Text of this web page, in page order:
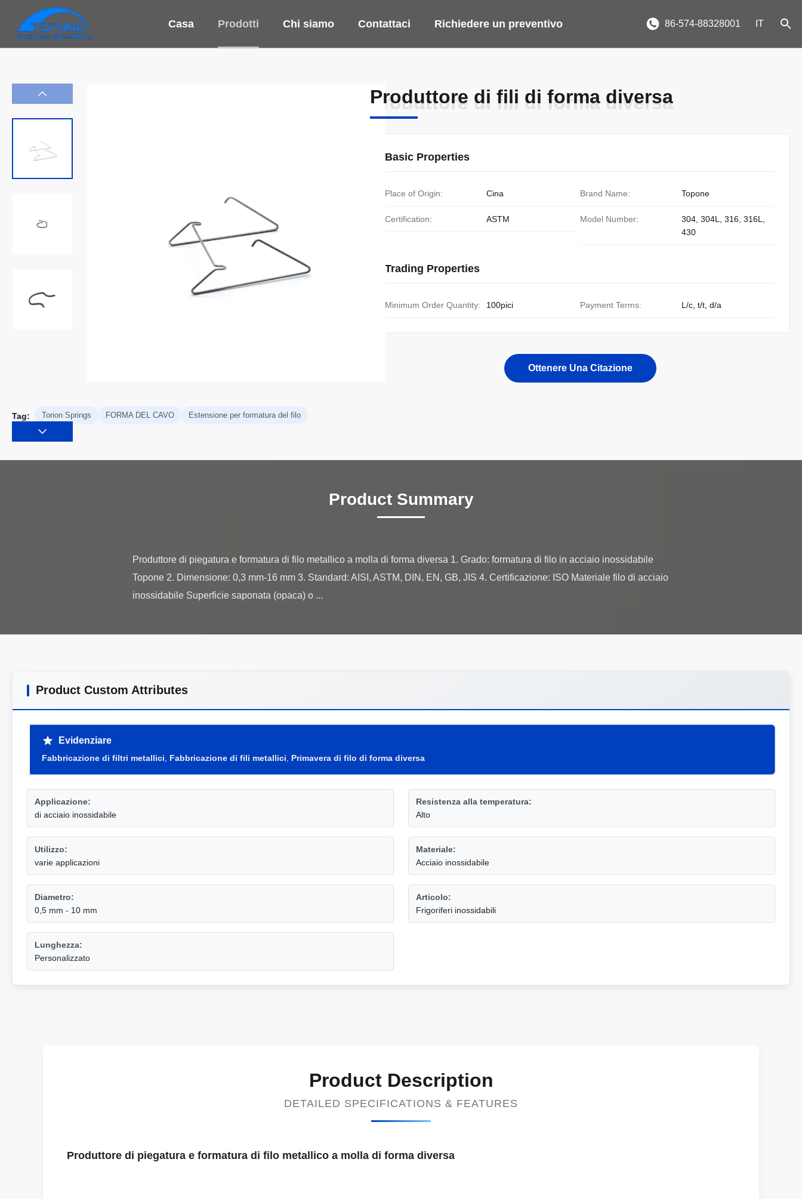
Casa Prodotti Chi siamo Contattaci Richiedere un preventivo 86-574-88328001 IT
Produttore di fili di forma diversa
Produttore di fili di forma diversa
Basic Properties
Place of Origin: Cina Brand Name: Topone
Certification: ASTM Model Number:
304, 304L, 316, 316L,
430
Trading Properties
Minimum Order Quantity: 100pici Payment Terms: L/c, t/t, d/a
Ottenere Una Citazione
Tag: Torion Springs FORMA DEL CAVO Estensione per formatura del filo
Product Summary
Produttore di piegatura e formatura di filo metallico a molla di forma diversa 1. Grado: formatura di filo in acciaio inossidabile
Topone 2. Dimensione: 0,3 mm-16 mm 3. Standard: AISI, ASTM, DIN, EN, GB, JIS 4. Certificazione: ISO Materiale filo di acciaio
Product Custom Attributes
Evidenziare
Fabbricazione di filtri metallici Fabbricazione di fili metallici Primavera di filo di forma diversa
Applicazione:
di acciaio inossidabile
Resistenza alla temperatura:
Alto
Utilizzo:
varie applicazioni
Materiale:
Acciaio inossidabile
Diametro:
0,5 mm - 10 mm
Articolo:
Frigoriferi inossidabili
Lunghezza:
Personalizzato
Product Description
DETAILED SPECIFICATIONS & FEATURES
Produttore di piegatura e formatura di filo metallico a molla di forma diversa